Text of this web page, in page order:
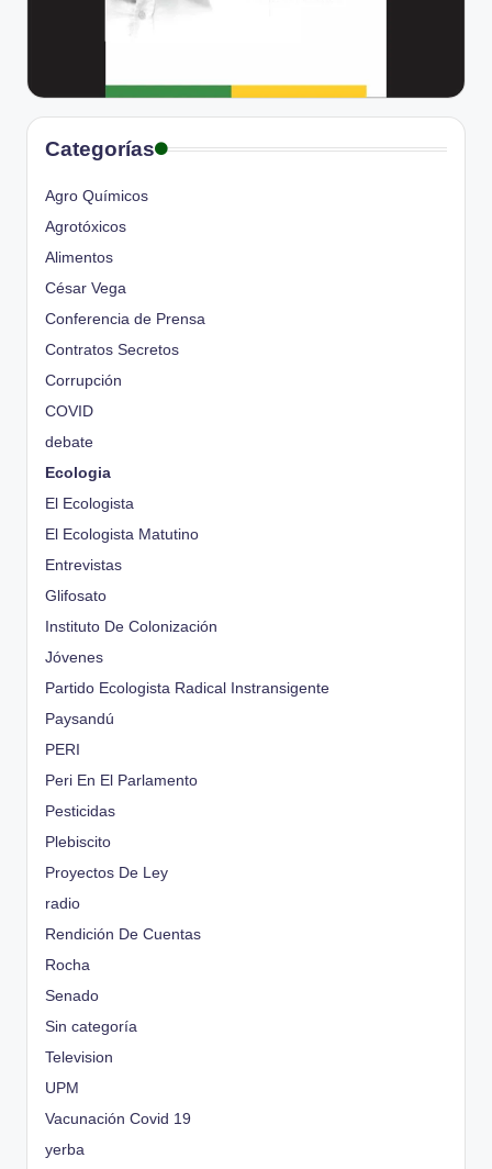
Categorías
Agro Químicos
Agrotóxicos
Alimentos
César Vega
Conferencia de Prensa
Contratos Secretos
Corrupción
COVID
debate
Ecologia
El Ecologista
El Ecologista Matutino
Entrevistas
Glifosato
Instituto De Colonización
Jóvenes
Partido Ecologista Radical Instransigente
Paysandú
PERI
Peri En El Parlamento
Pesticidas
Plebiscito
Proyectos De Ley
radio
Rendición De Cuentas
Rocha
Senado
Sin categoría
Television
UPM
Vacunación Covid 19
yerba